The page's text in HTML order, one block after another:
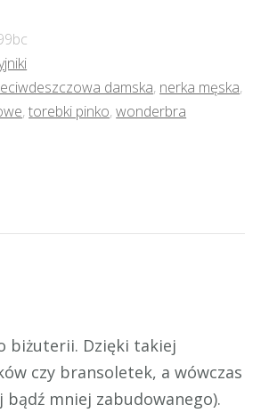
damska, nerka męska,
,torebki pinko,wonderbra
biżuterii. Dzięki takiej
czy bransoletek, a wówczas
mniej zabudowanego).